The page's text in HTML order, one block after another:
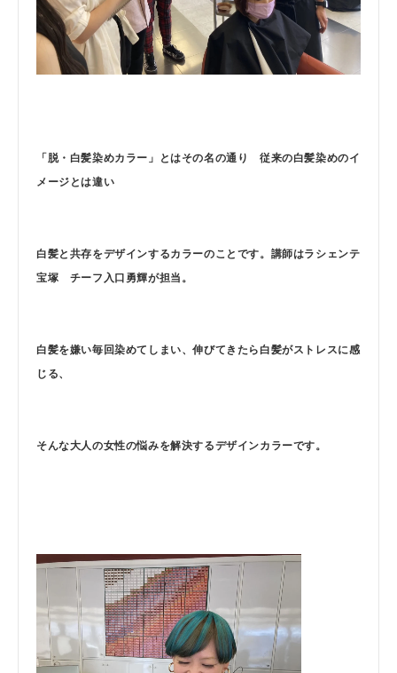
「脱・白髪染めカラー」とはその名の通り 従来の白髪染めのイ
メージとは違い
白髪と共存をデザインするカラーのことです。講師はラシェンテ
宝塚 チーフ入口勇輝が担当。
白髪を嫌い毎回染めてしまい、伸びてきたら白髪がストレスに感
じる、
そんな大人の女性の悩みを解決するデザインカラーです。